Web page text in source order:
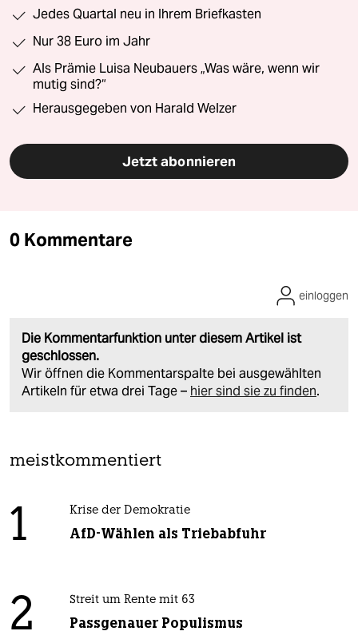
Jedes Quartal neu in Ihrem Briefkasten
Nur 38 Euro im Jahr
Als Prämie Luisa Neubauers „Was wäre, wenn wir
mutig sind?“
Herausgegeben von Harald Welzer
Jetzt abonnieren
0 Kommentare
Die Kommentarfunktion unter diesem Artikel ist
geschlossen.
Wir öffnen die Kommentarspalte bei ausgewählten
Artikeln für etwa drei Tage – hier sind sie zu finden.
einloggen
meistkommentiert
1 Krise der Demokratie
AfD-Wählen als Triebabfuhr
2 Streit um Rente mit 63
Passgenauer Populismus